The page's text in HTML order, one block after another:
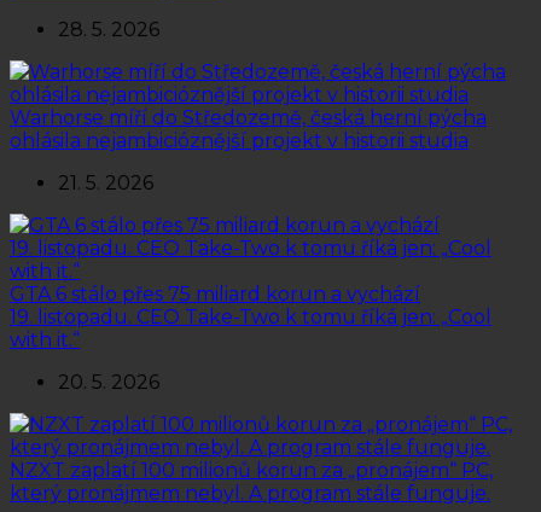
28. 5. 2026
Warhorse míří do Středozemě, česká herní pýcha
ohlásila nejambicióznější projekt v historii studia
21. 5. 2026
GTA 6 stálo přes 75 miliard korun a vychází
19. listopadu. CEO Take-Two k tomu říká jen: „Cool
with it.“
20. 5. 2026
NZXT zaplatí 100 milionů korun za „pronájem“ PC,
který pronájmem nebyl. A program stále funguje.